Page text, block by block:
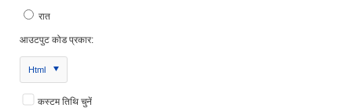
रात
आउटपुट कोड प्रकार:
Html
कस्टम तिथि चुनें